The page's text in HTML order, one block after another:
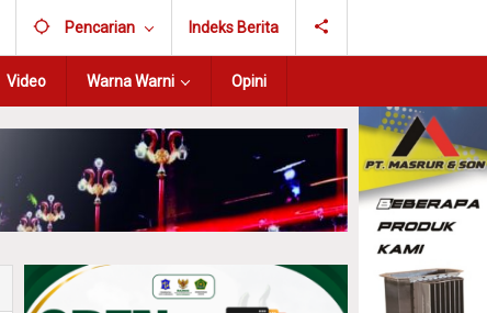
Pencarian Indeks Berita
Video Warna Warni Opini